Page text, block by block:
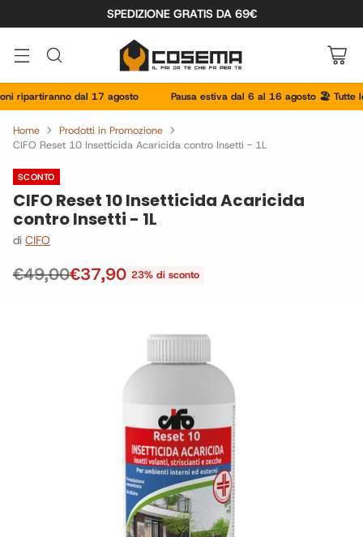
SPEDIZIONE GRATIS DA 69€
dal 17 agosto Pausa estiva dal 6 al 16 agosto 🏖️ Tutte le
Home
Prodotti in Promozione
CIFO Reset 10 Insetticida Acaricida contro Insetti - 1L
SCONTO
CIFO Reset 10 Insetticida Acaricida
contro Insetti - 1L
di CIFO
Prezzo
€49,00€37,90 23% di sconto